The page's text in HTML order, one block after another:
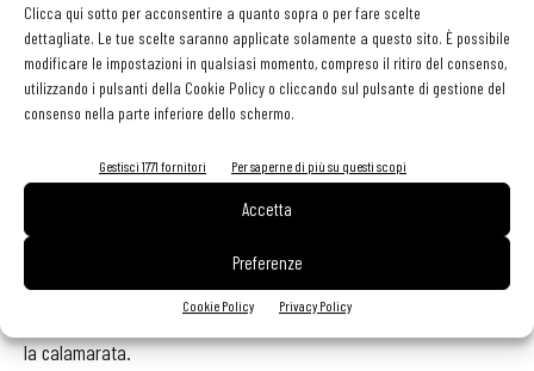
Clicca qui sotto per acconsentire a quanto sopra o per fare scelte
dettagliate. Le tue scelte saranno applicate solamente a questo sito. È possibile
modificare le impostazioni in qualsiasi momento, compreso il ritiro del consenso,
utilizzando i pulsanti della Cookie Policy o cliccando sul pulsante di gestione del
consenso nella parte inferiore dello schermo.
Gestisci 1771 fornitori Per saperne di più su questi scopi
Accetta
Preferenze
Cookie Policy Privacy Policy
cottura. Aggiungere il latte, regolare di gusto e ridurre per altri 5
minuti. Frullare il tutto. La salsa alle verze dovrà risultare
"morbida" e non troppo densa.
prima di saltarla al burro. Mondare e tagliare le carote a brunoise
mm 1x1. Scongelare la puré di zucca e carote. Regolare di sale noce
moscata, formaggio e carote crude.
Avvolgere la puré in una fettina piccola di prosciutto crudo e farcire
la calamarata.